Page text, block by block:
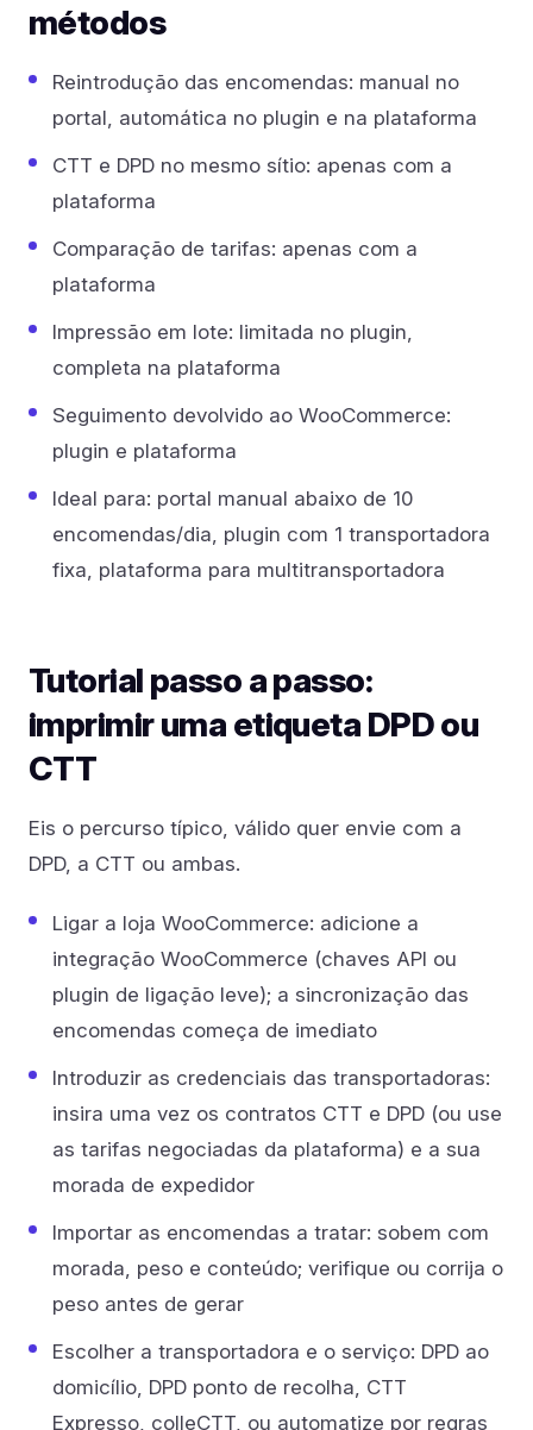
métodos
Reintrodução das encomendas: manual no
portal, automática no plugin e na plataforma
CTT e DPD no mesmo sítio: apenas com a
plataforma
Comparação de tarifas: apenas com a
plataforma
Impressão em lote: limitada no plugin,
completa na plataforma
Seguimento devolvido ao WooCommerce:
plugin e plataforma
Ideal para: portal manual abaixo de 10
encomendas/dia, plugin com 1 transportadora
fixa, plataforma para multitransportadora
Tutorial passo a passo:
imprimir uma etiqueta DPD ou
CTT
Eis o percurso típico, válido quer envie com a
DPD, a CTT ou ambas.
Ligar a loja WooCommerce: adicione a
integração WooCommerce (chaves API ou
plugin de ligação leve); a sincronização das
encomendas começa de imediato
Introduzir as credenciais das transportadoras:
insira uma vez os contratos CTT e DPD (ou use
as tarifas negociadas da plataforma) e a sua
morada de expedidor
Importar as encomendas a tratar: sobem com
morada, peso e conteúdo; verifique ou corrija o
peso antes de gerar
Escolher a transportadora e o serviço: DPD ao
domicílio, DPD ponto de recolha, CTT
Expresso, colleCTT, ou automatize por regras